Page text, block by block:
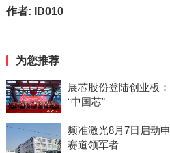
作者: ID010
为您推荐
展芯股份登陆创业板
“中国芯”
频准激光8月7日启动
赛道领军者